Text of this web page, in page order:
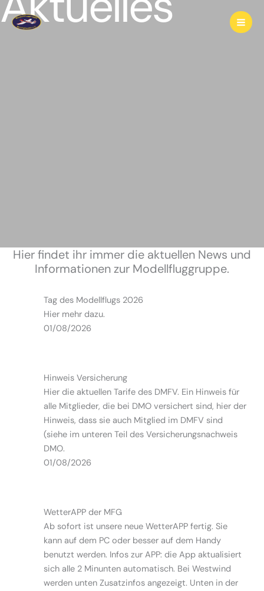
Zum
Inhalt
Hier findet ihr immer die aktuellen News und
Informationen zur Modellfluggruppe.
Tag des Modellflugs 2026
Hier mehr dazu.
01/08/2026
Hinweis Versicherung
Hier die aktuellen Tarife des DMFV. Ein Hinweis für
alle Mitglieder, die bei DMO versichert sind, hier der
Hinweis, dass sie auch Mitglied im DMFV sind
(siehe im unteren Teil des Versicherungsnachweis
DMO.
01/08/2026
WetterAPP der MFG
Ab sofort ist unsere neue WetterAPP fertig. Sie
kann auf dem PC oder besser auf dem Handy
benutzt werden. Infos zur APP: die App aktualisiert
sich alle 2 Minunten automatisch. Bei Westwind
werden unten Zusatzinfos angezeigt. Unten in der